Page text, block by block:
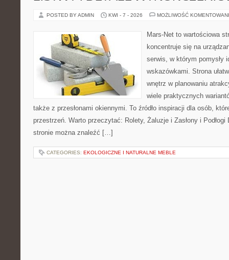
POSTED BY ADMIN KWI - 7 - 2026 MOŻLIWOŚĆ
Mars-Net to wartościowa
koncentruje się na
serwis, w którym pomysły
wskazówkami. Strona
wnętrz w planowaniu
wiele praktycznych
także z przesłonami okiennymi. To źródło inspiracji dla osób,
przestrzeń. Warto przeczytać: Rolety, Żaluzje i Zasłony i Podłogi
stronie można znaleźć […]
CATEGORIES: EKOLOGICZNE I NATURALNE MEBLE